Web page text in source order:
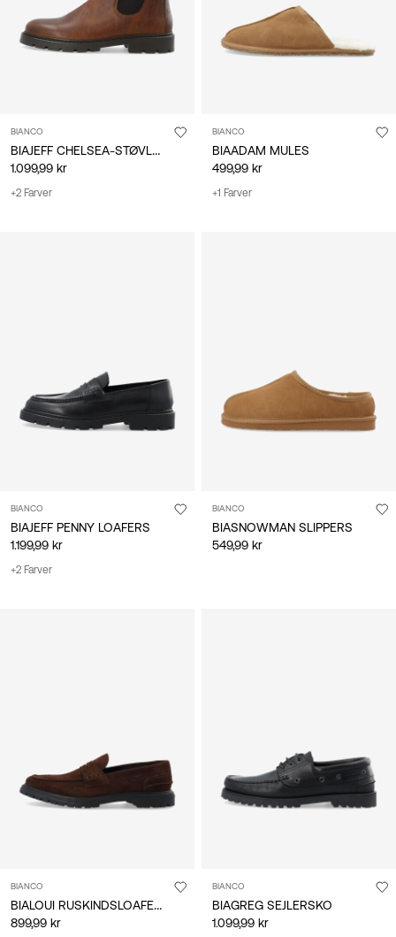
BIANCO
BIAJEFF CHELSEA-STØVLER
1.099,99 kr
+2 Farver
BIANCO
BIAADAM MULES
499,99 kr
+1 Farver
BIANCO
BIAJEFF PENNY LOAFERS
1.199,99 kr
+2 Farver
BIANCO
BIASNOWMAN SLIPPERS
549,99 kr
BIANCO
BIALOUI RUSKINDSLOAFERS
899,99 kr
BIANCO
BIAGREG SEJLERSKO
1.099,99 kr